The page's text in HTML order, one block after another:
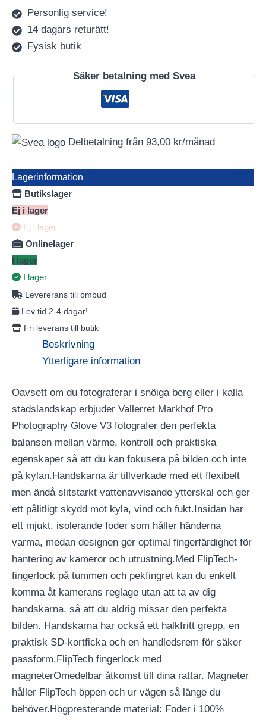
Personlig service!
14 dagars returätt!
Fysisk butik
Säker betalning med Svea
Delbetalning från 93,00 kr/månad
Lagerinformation
Butikslager
Ej i lager
Ej i lager
Onlinelager
I lager
I lager
Levererans till ombud
Lev tid 2-4 dagar!
Fri leverans till butik
Beskrivning
Ytterligare information
Oavsett om du fotograferar i snöiga berg eller i kalla
stadslandskap erbjuder Vallerret Markhof Pro
Photography Glove V3 fotografer den perfekta
balansen mellan värme, kontroll och praktiska
egenskaper så att du kan fokusera på bilden och inte
på kylan.Handskarna är tillverkade med ett flexibelt
men ändå slitstarkt vattenavvisande ytterskal och ger
ett pålitligt skydd mot kyla, vind och fukt.Insidan har
ett mjukt, isolerande foder som håller händerna
varma, medan designen ger optimal fingerfärdighet för
hantering av kameror och utrustning.Med FlipTech-
fingerlock på tummen och pekfingret kan du enkelt
komma åt kamerans reglage utan att ta av dig
handskarna, så att du aldrig missar den perfekta
bilden. Handskarna har också ett halkfritt grepp, en
praktisk SD-kortficka och en handledsrem för säker
passform.FlipTech fingerlock med
magneterOmedelbar åtkomst till dina rattar. Magneter
håller FlipTech öppen och ur vägen så länge du
behöver.Högpresterande material: Foder i 100%